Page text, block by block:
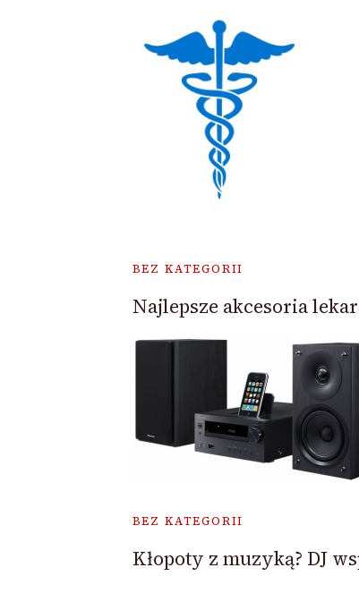
BEZ KATEGORII
Najlepsze akcesoria
BEZ KATEGORII
Kłopoty z muzyką? DJ